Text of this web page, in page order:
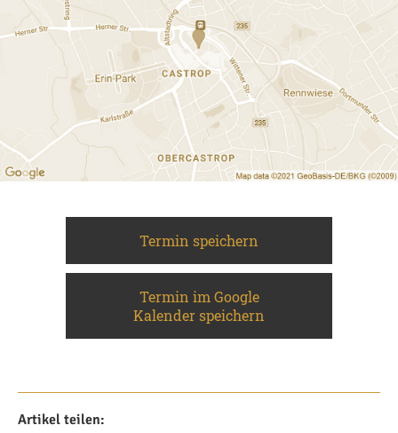
Termin speichern
Termin im Google
Kalender speichern
Artikel teilen: